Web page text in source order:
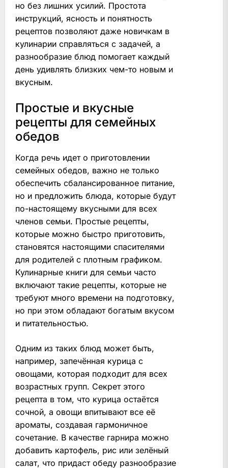
но без лишних усилий. Простота
инструкций, ясность и понятность
рецептов позволяют даже новичкам в
кулинарии справляться с задачей, а
разнообразие блюд помогает каждый
день удивлять близких чем-то новым и
вкусным.
Простые и вкусные
рецепты для семейных
обедов
Когда речь идет о приготовлении
семейных обедов, важно не только
обеспечить сбалансированное питание,
но и предложить блюда, которые будут
по-настоящему вкусными для всех
членов семьи. Простые рецепты,
которые можно быстро приготовить,
становятся настоящими спасителями
для родителей с плотным графиком.
Кулинарные книги для семьи часто
включают такие рецепты, которые не
требуют много времени на подготовку,
но при этом обладают богатым вкусом
и питательностью.
Одним из таких блюд может быть,
например, запечённая курица с
овощами, которая подходит для всех
возрастных групп. Секрет этого
рецепта в том, что курица остаётся
сочной, а овощи впитывают все её
ароматы, создавая гармоничное
сочетание. В качестве гарнира можно
добавить картофель, рис или зелёный
салат, что придаст обеду разнообразие